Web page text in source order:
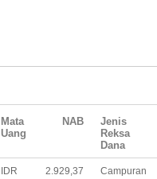
Mata
Uang
NAB
Jenis
Reksa
Dana
IDR 2.929,37 Campuran